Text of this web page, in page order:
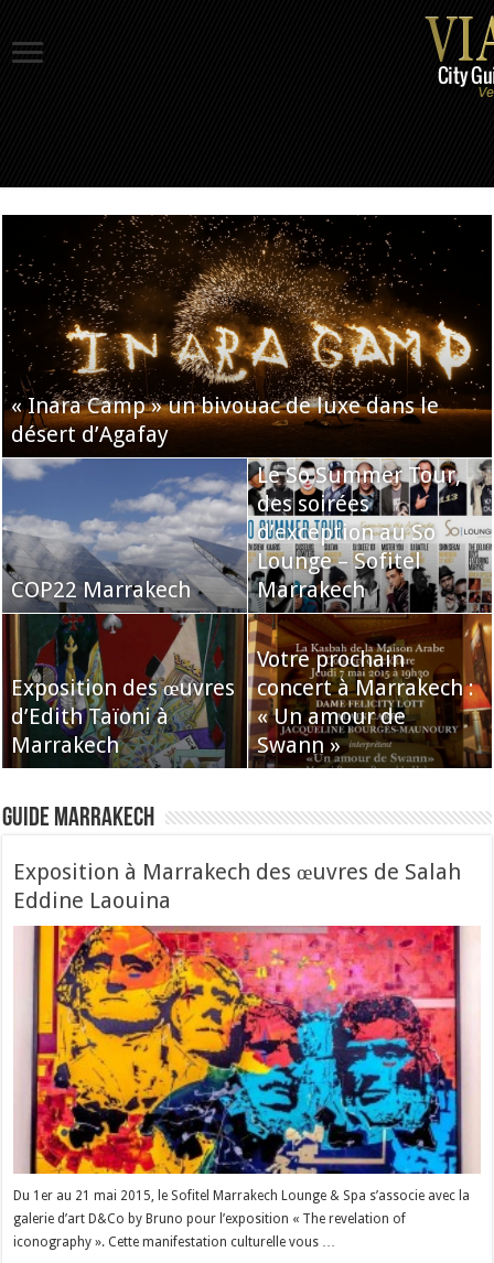
« Inara Camp » un bivouac de luxe dans le
désert d’Agafay
COP22 Marrakech
Le So Summer Tour,
des soirées
d’exception au So
Lounge – Sofitel
Marrakech
Exposition des œuvres
d’Edith Taïoni à
Marrakech
Votre prochain
concert à Marrakech :
« Un amour de
Swann »
Guide Marrakech
Exposition à Marrakech des œuvres de Salah
Eddine Laouina
Du 1er au 21 mai 2015, le Sofitel Marrakech Lounge & Spa s’associe avec la
galerie d’art D&Co by Bruno pour l’exposition « The revelation of
iconography ». Cette manifestation culturelle vous …